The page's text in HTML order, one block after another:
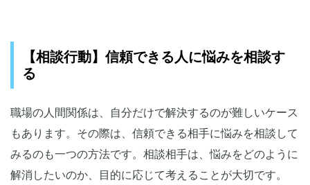
【相談行動】信頼できる人に悩みを相談す
る
職場の人間関係は、自分だけで解決するのが難しいケース
もあります。その際は、信頼できる相手に悩みを相談して
みるのも一つの方法です。相談相手は、悩みをどのように
解消したいのか、目的に応じて考えることが大切です。